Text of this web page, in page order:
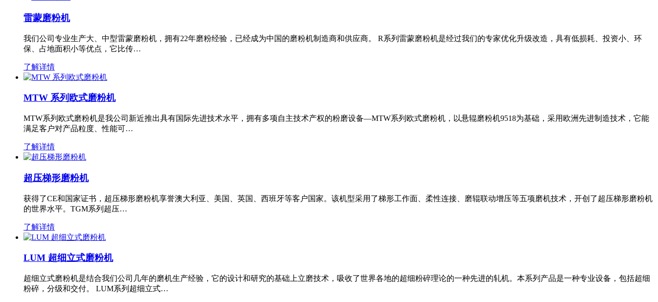
雷蒙磨粉机
我们公司专业生产大、中型雷蒙磨粉机，拥有22年磨粉经验，已经成为中国的磨粉机制造商和供应商。 R系列雷蒙磨粉机是经过我们的专家优化升级改造，具有低损耗、投资小、环
保、占地面积小等优点，它比传…
了解详情
MTW 系列欧式磨粉机
MTW系列欧式磨粉机是我公司新近推出具有国际先进技术水平，拥有多项自主技术产权的粉磨设备—MTW系列欧式磨粉机，以悬辊磨粉机9518为基础，采用欧洲先进制造技术，它能
满足客户对产品粒度、性能可…
了解详情
超压梯形磨粉机
获得了CE和国家证书，超压梯形磨粉机享誉澳大利亚、美国、英国、西班牙等客户国家。该机型采用了梯形工作面、柔性连接、磨辊联动增压等五项磨机技术，开创了超压梯形磨粉机
的世界水平。TGM系列超压…
了解详情
LUM 超细立式磨粉机
超细立式磨粉机是结合我们公司几年的磨机生产经验，它的设计和研究的基础上立磨技术，吸收了世界各地的超细粉碎理论的一种先进的轧机。本系列产品是一种专业设备，包括超细
粉碎，分级和交付。 LUM系列超细立式…